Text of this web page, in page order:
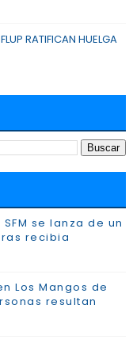
RATIFICAN HUELGA
se lanza de un
recibia
Los Mangos de
resultan